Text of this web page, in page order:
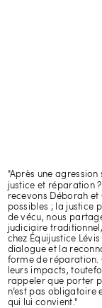
"Après une
justice et réparation ?
recevons Déborah et
possibles ; la justice
de vécu, nous
judiciaire
chez Équijustice
dialogue et la
forme de réparation.
leurs impacts,
rappeler que porter
n’est pas obligatoire
qui lui convient."